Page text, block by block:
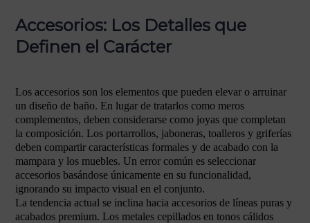
Accesorios: Los Detalles que
Definen el Carácter
Los accesorios son los elementos que pueden elevar o arruinar
un diseño de baño. En lugar de tratarlos como meros
complementos, deben considerarse como joyas que completan
la composición. Los portarrollos, jaboneras, toalleros y griferías
deben compartir características formales y de acabado con la
mampara y los muebles. Un error común es seleccionar
accesorios basándose únicamente en su funcionalidad,
ignorando su impacto visual en el conjunto.
La tendencia actual se inclina hacia accesorios de líneas puras y
acabados premium. Los metales cepillados en tonos cálidos